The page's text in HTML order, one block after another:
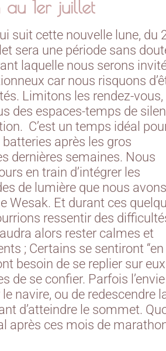
1er juillet
suit cette nouvelle lune, du
sera une période sans
laquelle nous serons
car nous risquons
Limitons les rendez-vous,
des espaces-temps de
C’est un temps idéal
après les gros
dernières semaines. Nous
en train d’intégrer les
de lumière que nous avons
Wesak. Et durant ces
ressentir des
alors rester calmes et
; Certains se sentiront “en
besoin de se replier sur eux
de se confier. Parfois l’envie
le navire, ou de redescendre
d’atteindre le sommet.
après ces mois de